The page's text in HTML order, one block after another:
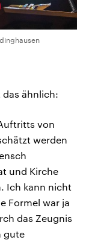
das ähnlich:
von
werden
und Kirche
Ich kann nicht
Formel war ja
das Zeugnis
gute